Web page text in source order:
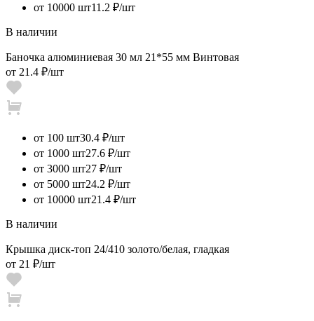
от 10000 шт11.2 ₽/шт
В наличии
Баночка алюминиевая 30 мл 21*55 мм Винтовая
от 21.4 ₽/шт
от 100 шт30.4 ₽/шт
от 1000 шт27.6 ₽/шт
от 3000 шт27 ₽/шт
от 5000 шт24.2 ₽/шт
от 10000 шт21.4 ₽/шт
В наличии
Крышка диск-топ 24/410 золото/белая, гладкая
от 21 ₽/шт